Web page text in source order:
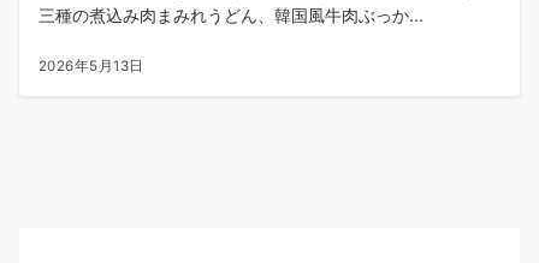
三種の煮込み肉まみれうどん、韓国風牛肉ぶっか...
2026年5月13日